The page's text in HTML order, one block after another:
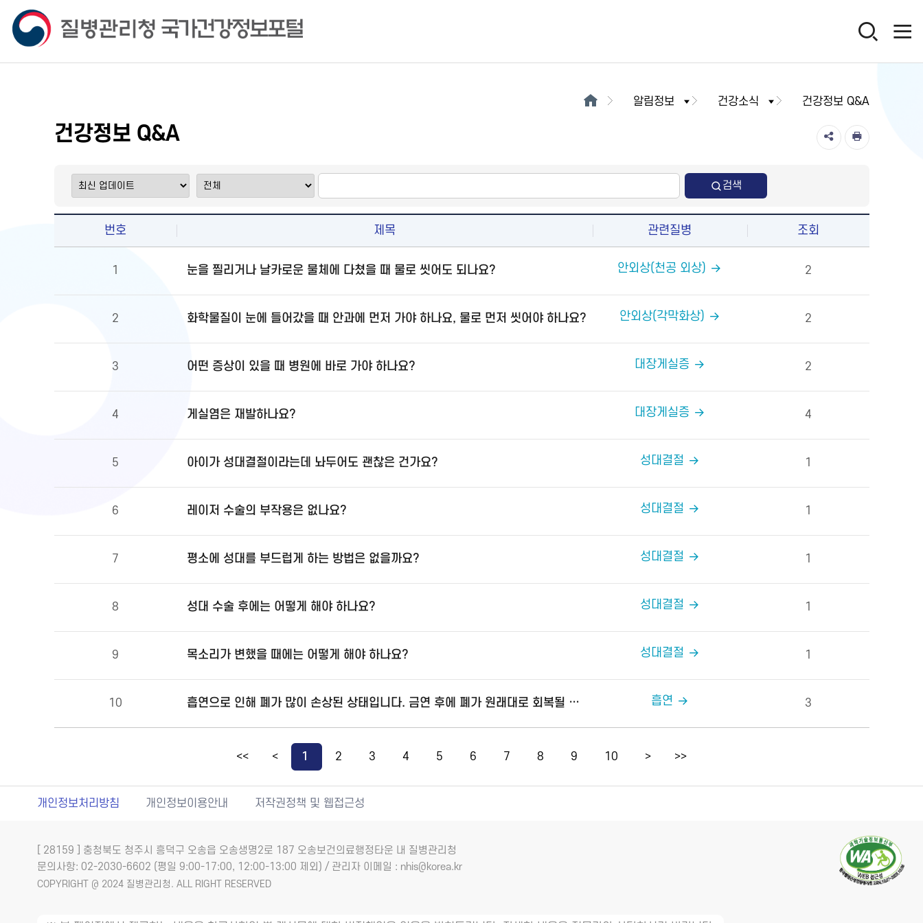
알림정보 건강소식 건강정보 Q&A
건강정보 Q&A
검색
번호 제목 관련질병 조회
1 눈을 찔리거나 날카로운 물체에 다쳤을 때 물로 씻어도 되나요? 안외상(천공 외상) 2
2 화학물질이 눈에 들어갔을 때 안과에 먼저 가야 하나요, 물로 먼저 씻어야 하나요? 안외상(각막화상) 2
3 어떤 증상이 있을 때 병원에 바로 가야 하나요? 대장게실증 2
4 게실염은 재발하나요? 대장게실증 4
5 아이가 성대결절이라는데 놔두어도 괜찮은 건가요? 성대결절 1
6 레이저 수술의 부작용은 없나요? 성대결절 1
7 평소에 성대를 부드럽게 하는 방법은 없을까요? 성대결절 1
8 성대 수술 후에는 어떻게 해야 하나요? 성대결절 1
9 목소리가 변했을 때에는 어떻게 해야 하나요? 성대결절 1
10 흡연으로 인해 폐가 많이 손상된 상태입니다. 금연 후에 폐가 원래대로 회복될 수 있을까요? 흡연 3
<< < 1 2 3 4 5 6 7 8 9 10 > >>
개인정보처리방침 개인정보이용안내 저작권정책 및 웹접근성
[ 28159 ] 충청북도 청주시 흥덕구 오송읍 오송생명2로 187 오송보건의료행정타운 내 질병관리청
문의사항: 02-2030-6602 (평일 9:00-17:00, 12:00-13:00 제외) / 관리자 이메일 : nhis@korea.kr
COPYRIGHT @ 2024 질병관리청. ALL RIGHT RESERVED